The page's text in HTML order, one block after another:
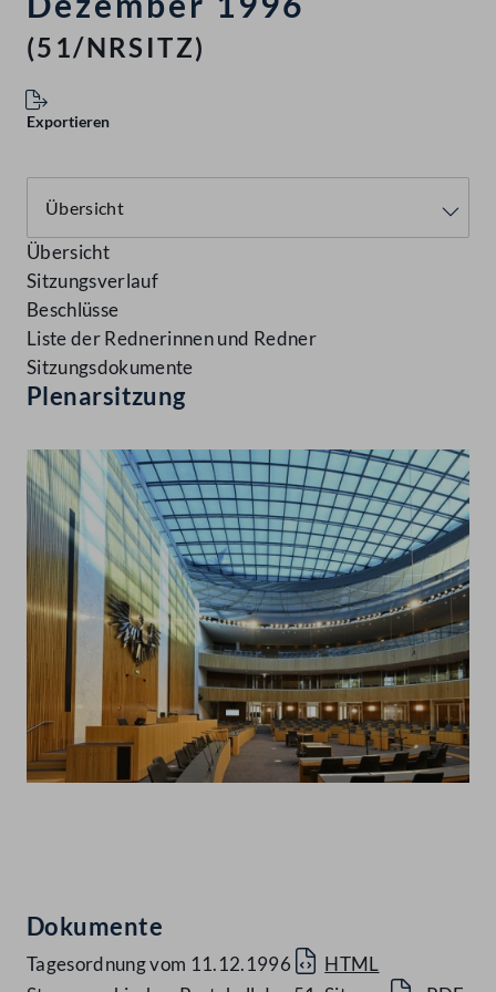
(51/NRSITZ)
Exportieren
Übersicht
Sitzungsverlauf
Beschlüsse
Liste der Rednerinnen und Redner
Sitzungsdokumente
Plenarsitzung
Dokumente
Tagesordnung vom 11.12.1996
HTML